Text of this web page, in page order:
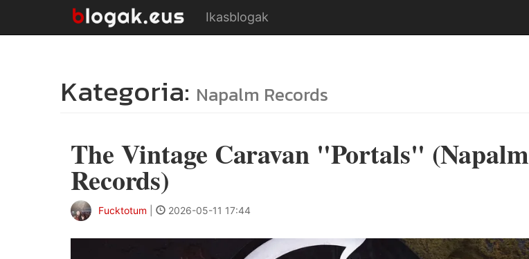
Ikasblogak
Kategoria: Napalm Records
The Vintage Caravan "Portals" (Napalm
Records)
Fucktotum 2026-05-11 17:44